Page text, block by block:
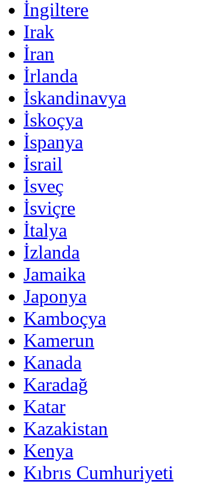
İngiltere
Irak
İran
İrlanda
İskandinavya
İskoçya
İspanya
İsrail
İsveç
İsviçre
İtalya
İzlanda
Jamaika
Japonya
Kamboçya
Kamerun
Kanada
Karadağ
Katar
Kazakistan
Kenya
Kıbrıs Cumhuriyeti